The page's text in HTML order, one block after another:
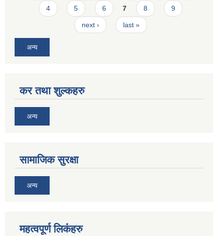
4 5 6 7 8 9
next › last »
अन्य
कर तथा शुल्कहरु
अन्य
सामाजिक सुरक्षा
अन्य
महत्वपूर्ण लि‌कंंहरु